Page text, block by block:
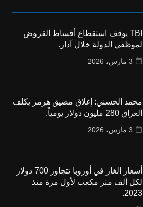
TBI يوقف استقطاع أقساط القروض
لموظفي الدولة خلال آذار.
3 مارس، 2026
محمد الحسني: إغلاق مضيق هرمز يكلف
العراق 280 مليون دولار يومياً.
3 مارس، 2026
أسعار الغاز في أوروبا تتجاوز 700 دولار
لكل ألف متر مكعب لأول مرة منذ
2023.